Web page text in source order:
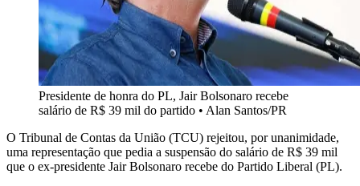
Presidente de honra do PL, Jair Bolsonaro recebe
salário de R$ 39 mil do partido • Alan Santos/PR
O Tribunal de Contas da União (TCU) rejeitou, por unanimidade,
uma representação que pedia a suspensão do salário de R$ 39 mil
que o ex-presidente Jair Bolsonaro recebe do Partido Liberal (PL).